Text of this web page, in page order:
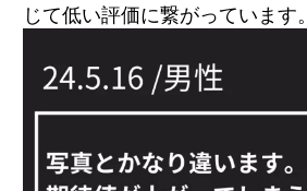
じて低い評価に繋がっています。